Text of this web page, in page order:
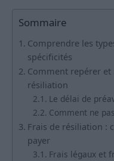
Sommaire
Comprendre les
spécificités
Comment repérer et
résiliation
Le délai de
Comment ne
Frais de résiliation :
payer
Frais légaux et